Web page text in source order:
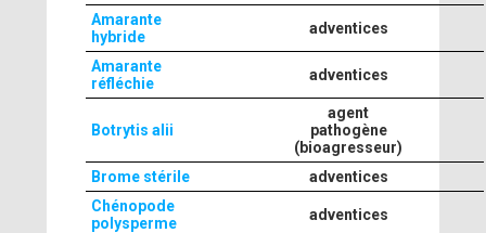
Amarante
hybride
adventices
Amarante
réfléchie
adventices
Botrytis alii
agent
pathogène
(bioagresseur)
Brome stérile
adventices
Chénopode
polysperme
adventices